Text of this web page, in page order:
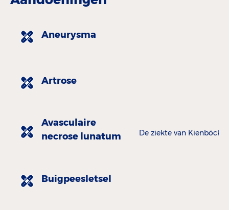
Aneurysma
Artrose
Avasculaire
necrose lunatum
De ziekte van Kienböck
Buigpeesletsel